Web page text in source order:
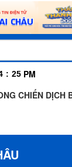
: 25 PM
CHIẾN DỊCH